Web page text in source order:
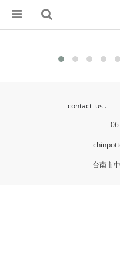
contact  us .
台南市